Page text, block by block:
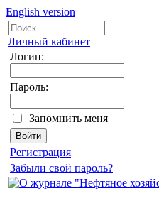
English version
Личный кабинет
Логин:
Пароль:
Запомнить меня
Регистрация
Забыли свой пароль?